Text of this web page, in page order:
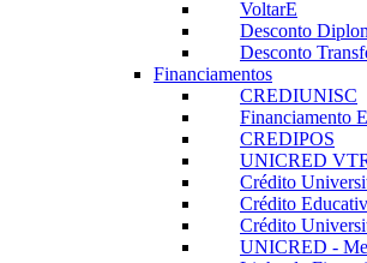
VoltarE
Desconto
Desconto
Financiamentos
CREDIUNISC
Financiamento
CREDIPOS
UNICRED
Crédito
Crédito
Crédito
UNICRED -